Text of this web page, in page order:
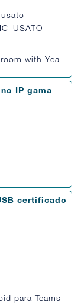
with Yealink
IP gama
certificado
para Teams,